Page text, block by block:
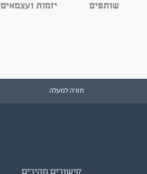
שותפים יזמות ועצמאים
חזרה למעלה
קישורים מהירים